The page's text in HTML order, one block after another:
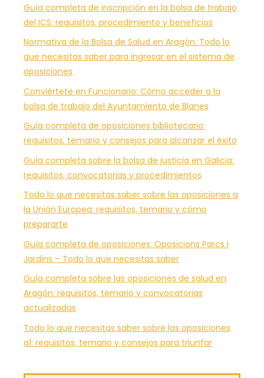
Guía completa de inscripción en la bolsa de trabajo
del ICS: requisitos, procedimiento y beneficios
Normativa de la Bolsa de Salud en Aragón: Todo lo
que necesitas saber para ingresar en el sistema de
oposiciones
Conviértete en Funcionario: Cómo acceder a la
bolsa de trabajo del Ayuntamiento de Blanes
Guía completa de oposiciones bibliotecario:
requisitos, temario y consejos para alcanzar el éxito
Guía completa sobre la bolsa de justicia en Galicia:
requisitos, convocatorias y procedimientos
Todo lo que necesitas saber sobre las oposiciones a
la Unión Europea: requisitos, temario y cómo
prepararte
Guía completa de oposiciones: Oposicions Parcs i
Jardins – Todo lo que necesitas saber
Guía completa sobre las oposiciones de salud en
Aragón: requisitos, temario y convocatorias
actualizadas
Todo lo que necesitas saber sobre las oposiciones
a1: requisitos, temario y consejos para triunfar